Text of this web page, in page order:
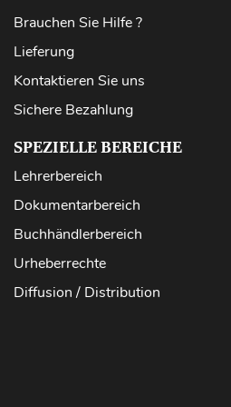
Brauchen Sie Hilfe ?
Lieferung
Kontaktieren Sie uns
Sichere Bezahlung
SPEZIELLE BEREICHE
Lehrerbereich
Dokumentarbereich
Buchhändlerbereich
Urheberrechte
Diffusion / Distribution